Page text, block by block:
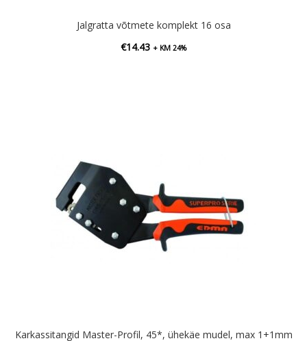
Jalgratta võtmete komplekt 16 osa
€14.43 + KM 24%
Karkassitangid Master-Profil, 45*, ühekäe mudel, max 1+1mm